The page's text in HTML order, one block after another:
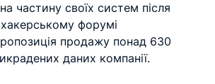
частину своїх систем після
форумі
продажу понад 630
даних компанії.